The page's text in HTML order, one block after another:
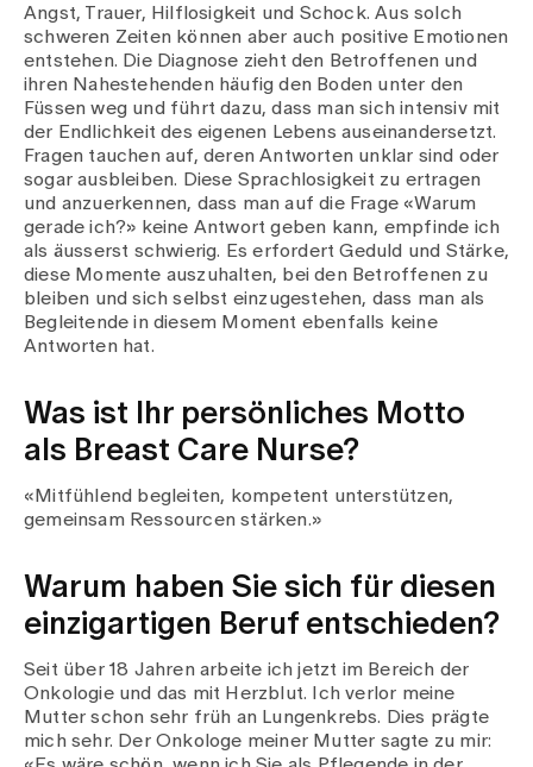
Angst, Trauer, Hilflosigkeit und Schock. Aus solch
schweren Zeiten können aber auch positive Emotionen
entstehen. Die Diagnose zieht den Betroffenen und
ihren Nahestehenden häufig den Boden unter den
Füssen weg und führt dazu, dass man sich intensiv mit
der Endlichkeit des eigenen Lebens auseinandersetzt.
Fragen tauchen auf, deren Antworten unklar sind oder
sogar ausbleiben. Diese Sprachlosigkeit zu ertragen
und anzuerkennen, dass man auf die Frage «Warum
gerade ich?» keine Antwort geben kann, empfinde ich
als äusserst schwierig. Es erfordert Geduld und Stärke,
diese Momente auszuhalten, bei den Betroffenen zu
bleiben und sich selbst einzugestehen, dass man als
Begleitende in diesem Moment ebenfalls keine
Antworten hat.
Was ist Ihr persönliches Motto
als Breast Care Nurse?
«Mitfühlend begleiten, kompetent unterstützen,
gemeinsam Ressourcen stärken.»
Warum haben Sie sich für diesen
einzigartigen Beruf entschieden?
Seit über 18 Jahren arbeite ich jetzt im Bereich der
Onkologie und das mit Herzblut. Ich verlor meine
Mutter schon sehr früh an Lungenkrebs. Dies prägte
mich sehr. Der Onkologe meiner Mutter sagte zu mir: